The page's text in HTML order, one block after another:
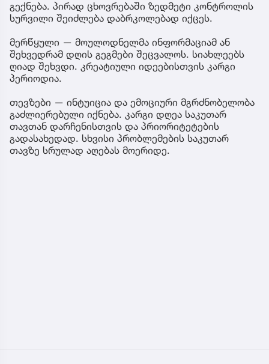
გექნება. პირად ცხოვრებაში ზედმეტი კონტროლის
სურვილი შეიძლება დაბრკოლებად იქცეს.
მერწყული — მოულოდნელმა ინფორმაციამ ან
შეხვედრამ დღის გეგმები შეცვალოს. სიახლეებს
ღიად შეხვდი. კრეატიული იდეებისთვის კარგი
პერიოდია.
თევზები — ინტუიცია და ემოციური მგრძნობელობა
გაძლიერებული იქნება. კარგი დღეა საკუთარ
თავთან დარჩენისთვის და პრიორიტეტების
გადასახედად. სხვისი პრობლემების საკუთარ
თავზე სრულად აღებას მოერიდე.